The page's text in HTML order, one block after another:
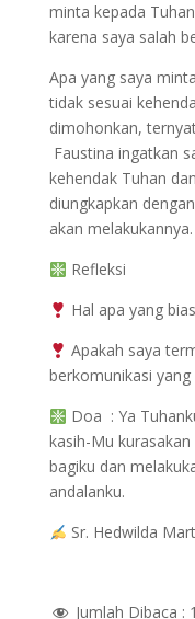
minta kepada
karena saya salah
Apa yang saya
tidak sesuai
dimohonkan,
Faustina ingatkan
kehendak Tuhan
diungkapkan
akan melakukannya.
Refleksi
Hal apa yang
Apakah saya
berkomunikasi yang
Doa : Ya
kasih-Mu
bagiku dan
andalanku.
Sr. Hedwilda
Jumlah Dibaca :